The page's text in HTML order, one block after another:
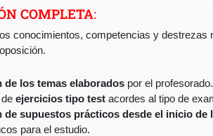
COMPLETA:
conocimientos, competencias y destrezas
de los temas elaborados por el profesorado.
deejercicios tipo test acordes al tipo de
de supuestos prácticos desde el inicio de
para el estudio.